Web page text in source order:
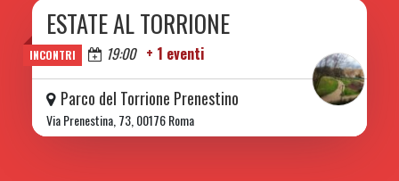
INCONTRI
DA SAB 06/06 A SAB 08/08 2026
ESTATE AL TORRIONE
Oggi 19:00 + 1 eventi
Parco del Torrione Prenestino
Via Prenestina, 73, 00176 Roma